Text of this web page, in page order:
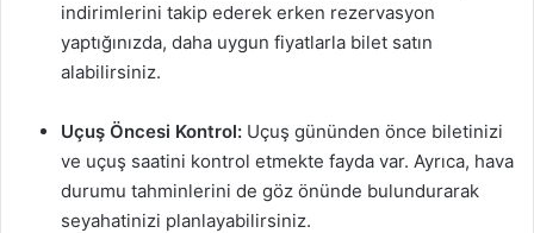
indirimlerini takip ederek erken rezervasyon
yaptığınızda, daha uygun fiyatlarla bilet satın
alabilirsiniz.
Uçuş Öncesi Kontrol: Uçuş gününden önce biletinizi
ve uçuş saatini kontrol etmekte fayda var. Ayrıca, hava
durumu tahminlerini de göz önünde bulundurarak
seyahatinizi planlayabilirsiniz.